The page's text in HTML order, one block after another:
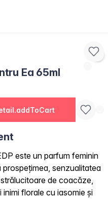
Ea 65ml
este un parfum feminin
senzualitatea
de coacăze,
florale cu iasomie și